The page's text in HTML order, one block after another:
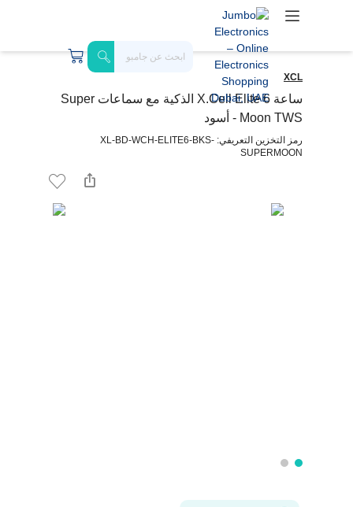
XCL
ساعة X.Cell Elite 6 الذكية مع سماعات Super
Moon TWS - أسود
رمز التخزين التعريفي: XL-BD-WCH-ELITE6-BKS-
SUPERMOON